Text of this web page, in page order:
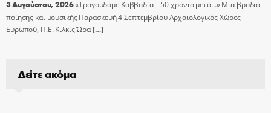
3 Αυγούστου, 2026«Τραγουδάμε Καββαδία – 50 χρόνια μετά…» Μια βραδιά
ποίησης και μουσικής Παρασκευή 4 Σεπτεμβρίου Αρχαιολογικός Χώρος
Ευρωπού, Π.Ε. Κιλκίς Ώρα[…]
Δείτε ακόμα